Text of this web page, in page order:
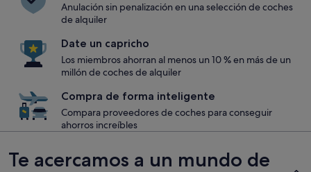
Anulación sin penalización en una selección de coches
de alquiler
Date un capricho
Los miembros ahorran al menos un 10 % en más de un
millón de coches de alquiler
Compra de forma inteligente
Compara proveedores de coches para conseguir
ahorros increíbles
Te acercamos a un mundo de